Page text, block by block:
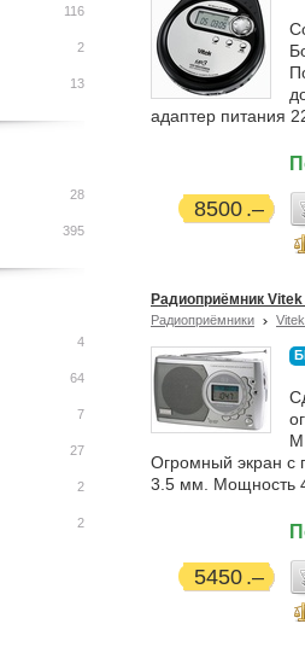
адаптер питания
8500
Радиоприёмник Vitek
Радиоприёмники Vitek
Огромный экран с
3.5 мм. Мощность
5450
116
2
13
28
395
4
64
7
27
2
2